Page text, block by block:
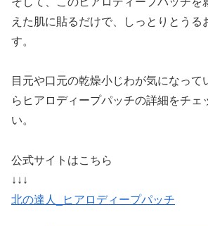
えた肌に貼るだけで、しっとりとうる
す。
目元や口元の乾燥小じわが気になって
らヒアロディープパッチの詳細をチェ
い。
公式サイトはこちら
↓↓↓
北の達人_ヒアロディープパッチ